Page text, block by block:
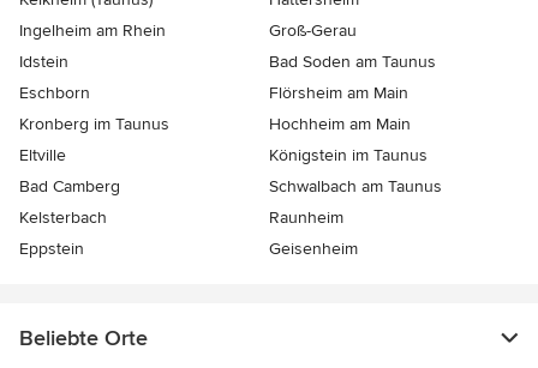
Ingelheim am Rhein
Groß-Gerau
Idstein
Bad Soden am Taunus
Eschborn
Flörsheim am Main
Kronberg im Taunus
Hochheim am Main
Eltville
Königstein im Taunus
Bad Camberg
Schwalbach am Taunus
Kelsterbach
Raunheim
Eppstein
Geisenheim
Beliebte Orte